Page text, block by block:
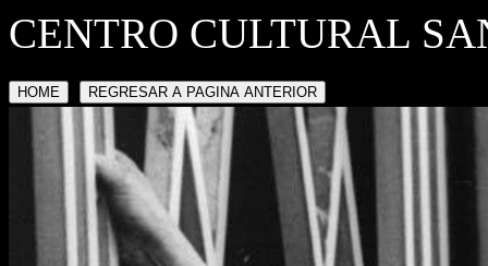
CENTRO CULTURAL
HOME REGRESAR A PAGINA ANTERIOR